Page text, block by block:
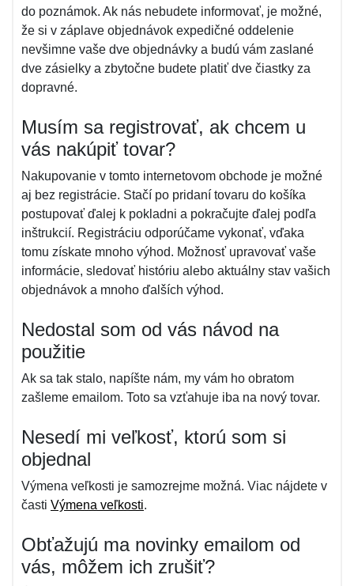
do poznámok. Ak nás nebudete informovať, je možné,
že si v záplave objednávok expedičné oddelenie
nevšimne vaše dve objednávky a budú vám zaslané
dve zásielky a zbytočne budete platiť dve čiastky za
dopravné.
Musím sa registrovať, ak chcem u
vás nakúpiť tovar?
Nakupovanie v tomto internetovom obchode je možné
aj bez registrácie. Stačí po pridaní tovaru do košíka
postupovať ďalej k pokladni a pokračujte ďalej podľa
inštrukcií. Registráciu odporúčame vykonať, vďaka
tomu získate mnoho výhod. Možnosť upravovať vaše
informácie, sledovať históriu alebo aktuálny stav vašich
objednávok a mnoho ďalších výhod.
Nedostal som od vás návod na
použitie
Ak sa tak stalo, napíšte nám, my vám ho obratom
zašleme emailom. Toto sa vzťahuje iba na nový tovar.
Nesedí mi veľkosť, ktorú som si
objednal
Výmena veľkosti je samozrejme možná. Viac nájdete v
časti Výmena veľkosti.
Obťažujú ma novinky emailom od
vás, môžem ich zrušiť?